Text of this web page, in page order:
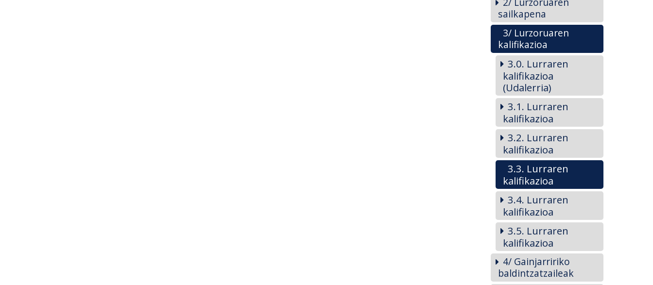
sailkapena
3/ Lurzoruaren
kalifikazioa
3.0. Lurraren
kalifikazioa
(Udalerria)
3.1. Lurraren
kalifikazioa
3.2. Lurraren
kalifikazioa
3.3. Lurraren
kalifikazioa
3.4. Lurraren
kalifikazioa
3.5. Lurraren
kalifikazioa
4/ Gainjarririko
baldintzatzaileak